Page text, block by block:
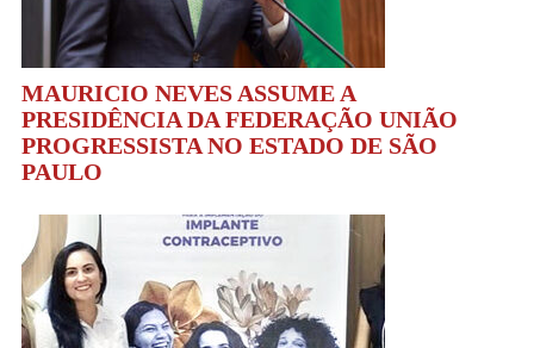
MAURICIO NEVES ASSUME A
PRESIDÊNCIA DA FEDERAÇÃO UNIÃO
PROGRESSISTA NO ESTADO DE SÃO
PAULO